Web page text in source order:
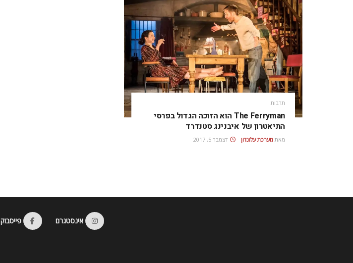
תרבות
The Ferryman הוא הזוכה הגדול בפרסי
התיאטרון של איבנינג סטנדרד
מאת מערכת עלונדון דצמבר 5, 2017
אינסטגרם פייסבוק